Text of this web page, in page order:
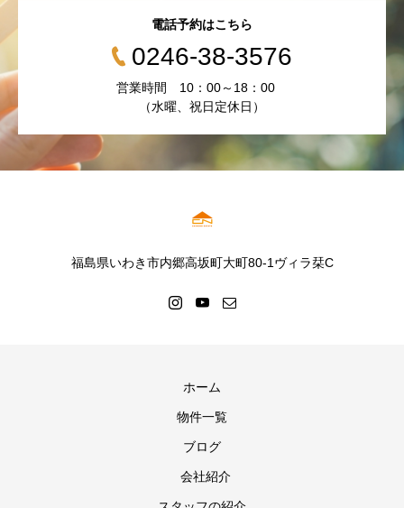
電話予約はこちら
0246-38-3576
営業時間 10：00～18：00
（水曜、祝日定休日）
福島県いわき市内郷高坂町大町80-1ヴィラ栞C
ホーム
物件一覧
ブログ
会社紹介